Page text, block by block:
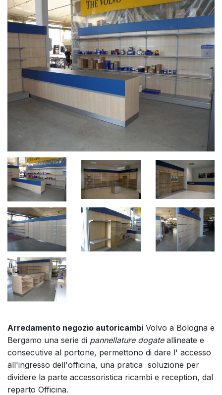
Arredamento negozio autoricambi Volvo a Bologna e
Bergamo una serie di pannellature dogate allineate e
consecutive al portone, permettono di dare l' accesso
all'ingresso dell'officina, una pratica soluzione per
dividere la parte accessoristica ricambi e reception, dal
reparto Officina.